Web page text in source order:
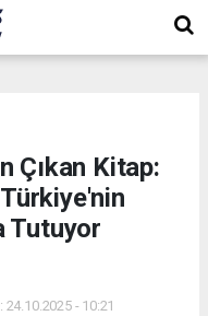
Çıkan Kitap:
Tutuyor
- 10:21